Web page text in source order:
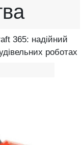
365: надійний
роботах